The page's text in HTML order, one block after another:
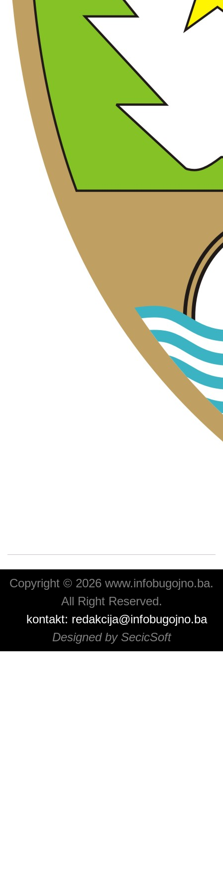
Copyright © 2026 www.infobugojno.ba.
All Right Reserved.
kontakt: redakcija@infobugojno.ba
Designed by SecicSoft